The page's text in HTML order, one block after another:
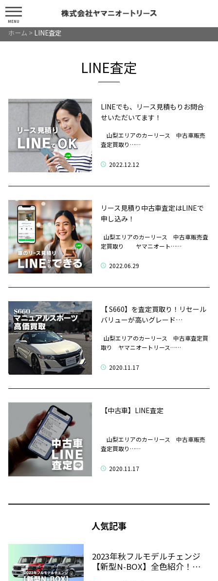
MENU
ホーム > LINE査定
LINE査定
LINEでも、リース見積もりお問合
せいただいてます！
山梨エリアのカーリース 中古車販売
査定買取り……
2022.12.12
リース見積り中古車査定はLINEで
申し込み！
山梨エリアのカーリース 中古車販売査
定買取り ヤマニオート……
2022.06.29
【 S660】を査定買取り！リセール
バリューが高いグレード…
山梨エリアのカーリース 中古車査定買
取り ヤマニオートリース……
2020.11.17
【中古車】LINE査定
山梨エリアのカーリース 中古車販売
査定買取り……
2020.11.17
人気記事
2023年秋フルモデルチェンジ
【新型N-BOX】全色紹介！…